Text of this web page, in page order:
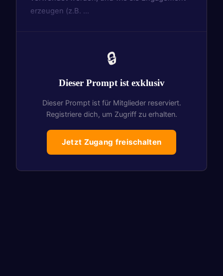
erzeugen (z.B. …
🔒
Dieser Prompt ist exklusiv
Dieser Prompt ist für Mitglieder reserviert.
Registriere dich, um Zugriff zu erhalten.
Jetzt Zugang freischalten